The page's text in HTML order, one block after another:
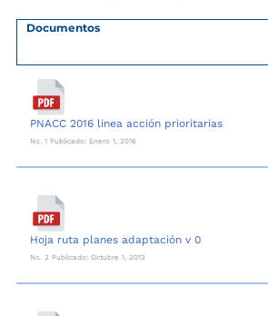
Documentos
PNACC 2016 linea acción prioritarias
No. 1 Publicado: Enero 1, 2016
Hoja ruta planes adaptación v 0
No. 2 Publicado: Octubre 1, 2013